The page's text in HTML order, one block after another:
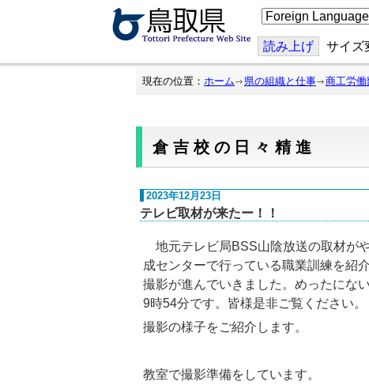
こ
の
ジ
を
翻
読み上げ サイズ
現在の位置： ホーム 県の組織と仕事 商工労働
倉吉校の日々精進
2023年12月23日
テレビ取材が来たー！！
地元テレビ局BSS山陰放送の取材が
成センターで行っている職業訓練を紹
撮影が進んでいきました。めったにな
9時54分です。皆様是非ご覧ください。
撮影の様子をご紹介します。
教室で撮影準備をしています。